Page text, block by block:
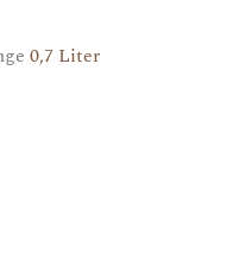
0,7 Liter